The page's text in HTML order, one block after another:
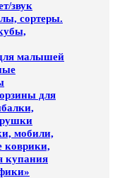
звук
сортеры.
малышей
для
мобили,
коврики,
купания